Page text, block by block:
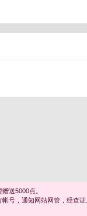
送5000点。
号，通知网站网管，经查